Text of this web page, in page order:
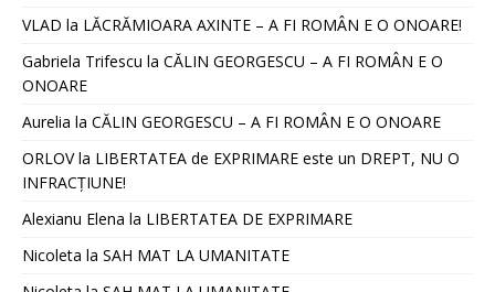
VLAD la LĂCRĂMIOARA AXINTE – A FI ROMÂN E O ONOARE!
Gabriela Trifescu la CĂLIN GEORGESCU – A FI ROMÂN E O
ONOARE
Aurelia la CĂLIN GEORGESCU – A FI ROMÂN E O ONOARE
ORLOVla LIBERTATEA de EXPRIMARE este un DREPT, NU O
INFRACȚIUNE!
Alexianu Elena la LIBERTATEA DE EXPRIMARE
Nicoleta la SAH MAT LA UMANITATE